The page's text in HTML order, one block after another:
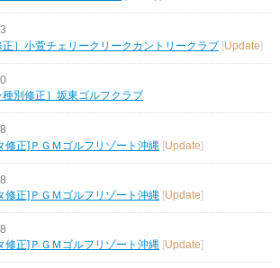
正］小萱チェリークリークカントリークラブ [Update]
種別修正］坂東ゴルフクラブ
修正]ＰＧＭゴルフリゾート沖縄 [Update]
修正]ＰＧＭゴルフリゾート沖縄 [Update]
修正]ＰＧＭゴルフリゾート沖縄 Update